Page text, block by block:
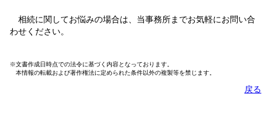
相続に関してお悩みの場合は、当事務所までお気軽にお問い合
わせください。
※文書作成日時点での法令に基づく内容となっております。
本情報の転載および著作権法に定められた条件以外の複製等を禁じます。
戻る